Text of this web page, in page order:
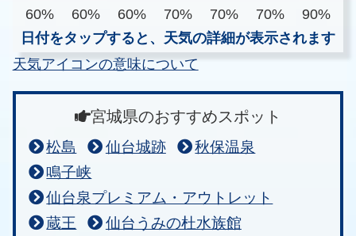
60%
60% 60% 70% 70% 70%
90%
日付をタップすると、天気の詳細が表示されます
天気アイコンの意味について
宮城県のおすすめスポット
松島 仙台城跡
秋保温泉
鳴子峡
仙台泉プレミアム・アウトレット
蔵王
仙台うみの杜水族館